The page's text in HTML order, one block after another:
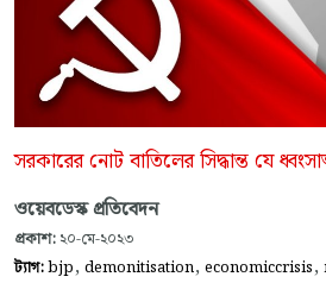
সরকারের নোট বাতিলের সিদ্ধান্ত যে
ওয়েবডেস্ক প্রতিবেদন
প্রকাশ: ২০-মে-২০২৩
ট্যাগ:bjp, demonitisation, economiccrisis,